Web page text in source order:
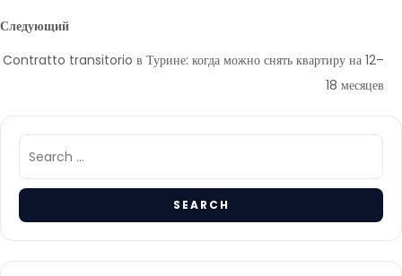
Следующий
Contratto transitorio в Турине: когда можно снять квартиру на 12–
18 месяцев